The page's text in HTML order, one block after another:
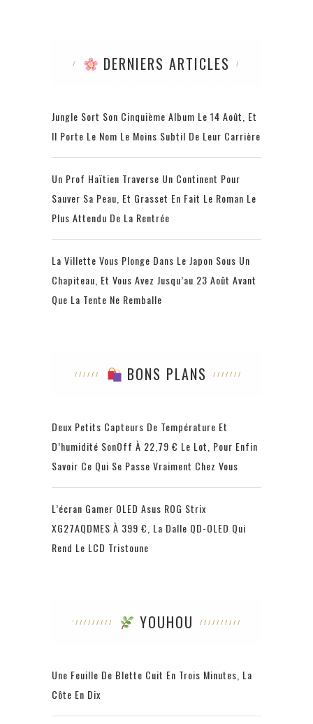
DERNIERS ARTICLES
Jungle Sort Son Cinquième Album Le 14 Août, Et
Il Porte Le Nom Le Moins Subtil De Leur Carrière
Un Prof Haïtien Traverse Un Continent Pour
Sauver Sa Peau, Et Grasset En Fait Le Roman Le
Plus Attendu De La Rentrée
La Villette Vous Plonge Dans Le Japon Sous Un
Chapiteau, Et Vous Avez Jusqu’au 23 Août Avant
Que La Tente Ne Remballe
BONS PLANS
Deux Petits Capteurs De Température Et
D’humidité SonOff À 22,79 € Le Lot, Pour Enfin
Savoir Ce Qui Se Passe Vraiment Chez Vous
L’écran Gamer OLED Asus ROG Strix
XG27AQDMES À 399 €, La Dalle QD-OLED Qui
Rend Le LCD Tristoune
YOUHOU
Une Feuille De Blette Cuit En Trois Minutes, La
Côte En Dix